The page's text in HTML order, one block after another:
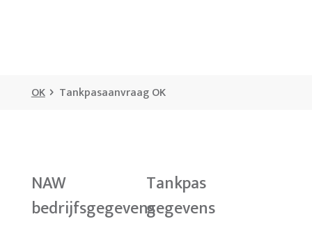
OK Tankpasaanvraag OK
NAW
bedrijfsgegevens
Tankpas
gegevens